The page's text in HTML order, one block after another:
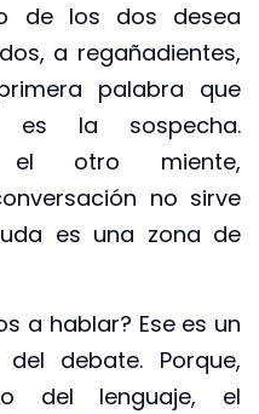
de los dos desea
a regañadientes,
palabra que
es la sospecha.
el otro miente,
no sirve
es una zona de
a hablar? Ese es un
debate. Porque,
del lenguaje, el